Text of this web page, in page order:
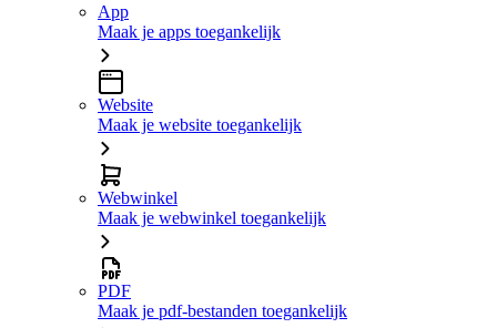
App
Maak je apps toegankelijk
Website
Maak je website toegankelijk
Webwinkel
Maak je webwinkel toegankelijk
PDF
Maak je pdf-bestanden toegankelijk